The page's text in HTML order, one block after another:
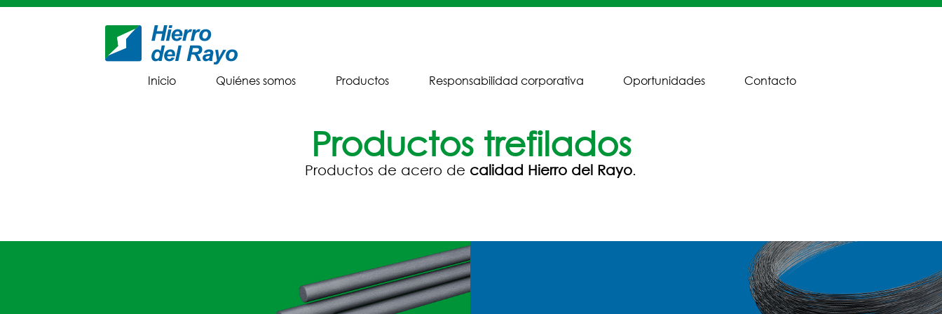
Inicio Quiénes somos Productos Responsabilidad corporativa Oportunidades Contacto
Productos trefilados
Productos de acero de calidad Hierro del Rayo.